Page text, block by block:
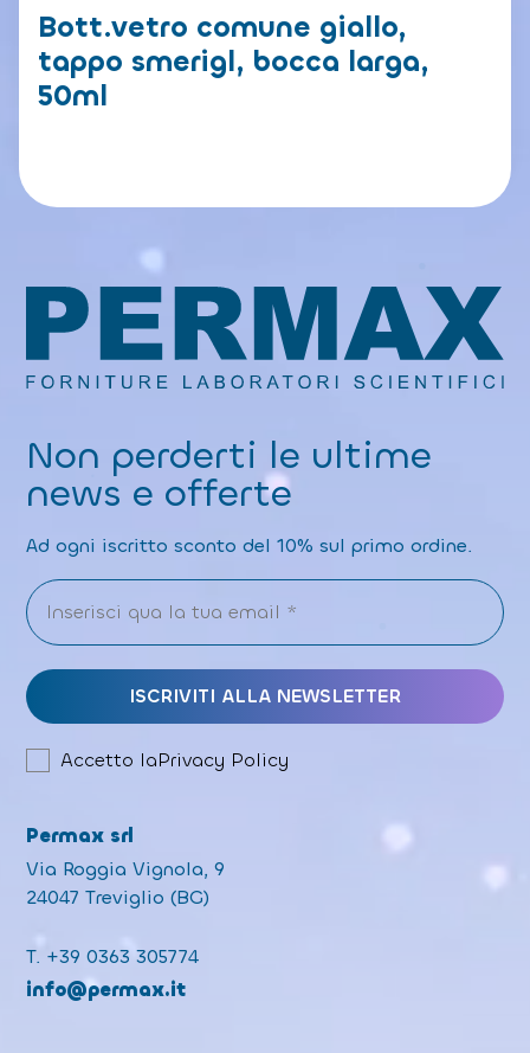
Bott.vetro comune giallo,
tappo smerigl, bocca larga,
50ml
Non perderti le ultime
news e offerte
Ad ogni iscritto sconto del 10% sul primo ordine.
Accetto laPrivacy Policy
Permax srl
Via Roggia Vignola, 9
24047 Treviglio (BG)
T. +39 0363 305774
info@permax.it